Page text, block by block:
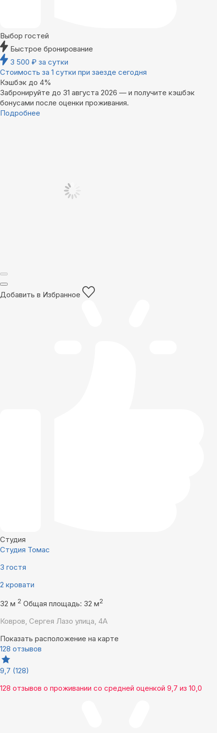
Выбор гостей
Быстрое бронирование
3 500 ₽ за сутки
Стоимость за 1 сутки при заезде сегодня
Кэшбэк до 4%
Забронируйте до 31 августа 2026 — и получите кэшбэк
бонусами после оценки проживания.
Подробнее
Добавить в Избранное
Студия
Студия Томас
3 гостя
2 кровати
32 м 2 Общая площадь: 32 м2
Ковров, Сергея Лазо улица, 4А
Показать расположение на карте
128 отзывов
9,7 (128)
128 отзывов о проживании со средней оценкой 9,7 из 10,0